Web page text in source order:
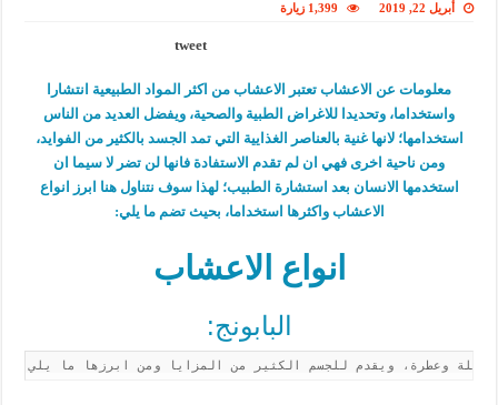
أبريل 22, 2019 1,399 زيارة
tweet
معلومات عن الاعشاب تعتبر الاعشاب من اكثر المواد الطبيعية انتشارا
واستخداما، وتحديدا للاغراض الطبية والصحية، ويفضل العديد من الناس
استخدامها؛ لانها غنية بالعناصر الغذايية التي تمد الجسد بالكثير من الفوايد،
ومن ناحية اخرى فهي ان لم تقدم الاستفادة فانها لن تضر لا سيما ان
استخدمها الانسان بعد استشارة الطبيب؛ لهذا سوف نتناول هنا ابرز انواع
الاعشاب واكثرها استخداما، بحيث تضم ما يلي:
انواع الاعشاب
البابونج: